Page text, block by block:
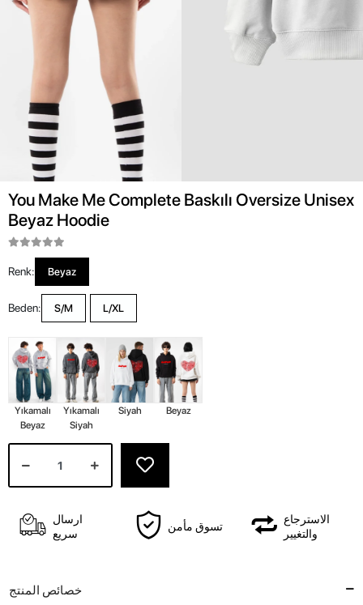
You Make Me Complete Baskılı Oversize Unisex
Beyaz Hoodie
Renk: Beyaz
Beden: S/M L/XL
Yıkamalı
Beyaz
Yıkamalı
Siyah
Siyah Beyaz
ارسال
سريع
تسوق مأمن
الاسترجاع
والتغيير
خصائص المنتج